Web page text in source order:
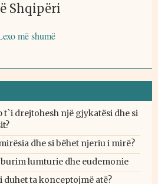
Shqipëri
më shumë
t`i drejtohesh një gjykatësi dhe si
dhe si bëhet njeriu i mirë?
lumturie dhe eudemonie
duhet ta konceptojmë atë?